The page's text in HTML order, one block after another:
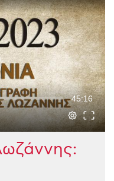
45:16